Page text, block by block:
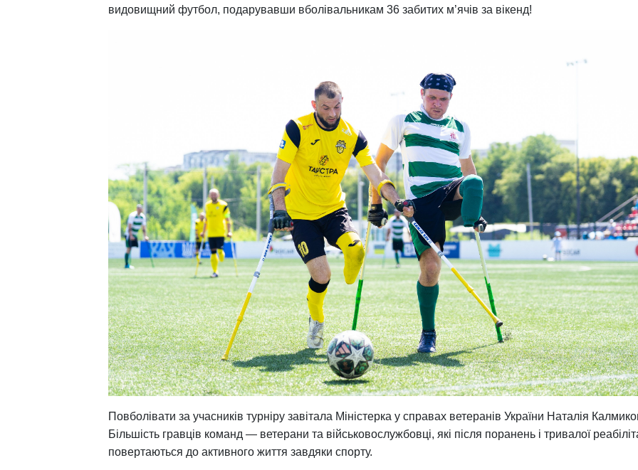
видовищний футбол, подарувавши вболівальникам 36 забитих м’ячів за вікенд!
Повболівати за учасників турніру завітала Міністерка у справах ветеранів України Наталія
Більшість гравців команд — ветерани та військовослужбовці, які після поранень і тривалої
повертаються до активного життя завдяки спорту.